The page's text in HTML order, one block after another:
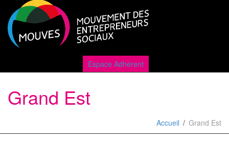
Espace Adhérent
Grand Est
Accueil Grand Est